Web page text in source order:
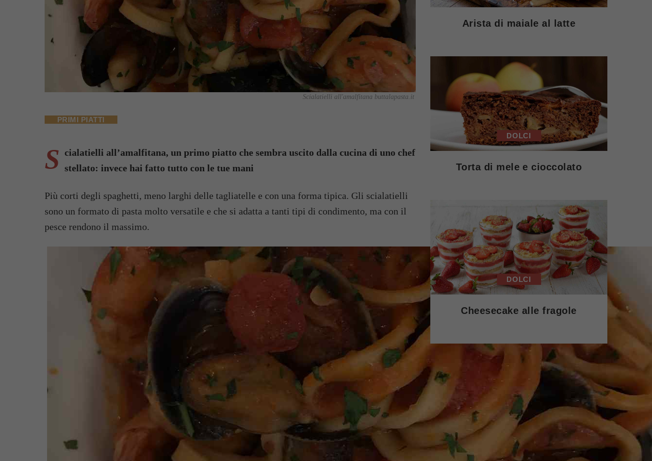
Scialatielli all'amalfitana buttalapasta.it
PRIMI PIATTI
S cialatielli all’amalfitana, un primo piatto che sembra uscito dalla cucina di uno chef
stellato: invece hai fatto tutto con le tue mani
Più corti degli spaghetti, meno larghi delle tagliatelle e con una forma tipica. Gli scialatielli
sono un formato di pasta molto versatile e che si adatta a tanti tipi di condimento, ma con il
pesce rendono il massimo.
Arista di maiale al latte
DOLCI
Torta di mele e cioccolato
DOLCI
Cheesecake alle fragole